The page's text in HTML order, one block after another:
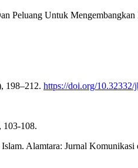
Peluang Untuk
198–212. https://doi.org/
103-108.
Alamtara: Jurnal Komunikasi